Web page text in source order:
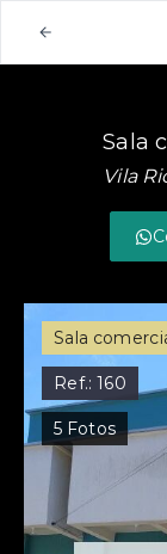
Sala
Vila
Sala
Ref.:160
5 Fotos